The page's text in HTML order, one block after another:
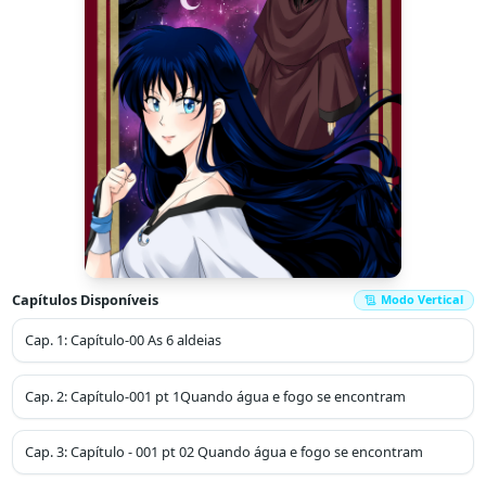
Capítulos Disponíveis Modo Vertical
Cap. 1:Capítulo-00 As 6 aldeias
Cap.2:Capítulo-001 pt 1Quando água e fogo se encontram
Cap.3:Capítulo - 001 pt 02 Quando água e fogo se encontram